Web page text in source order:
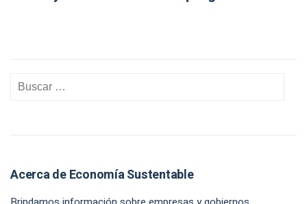
Acerca de Economía Sustentable